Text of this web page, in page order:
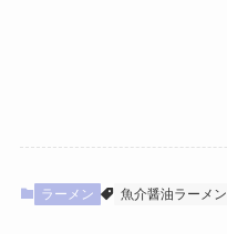
ラーメン 魚介醤油ラーメン